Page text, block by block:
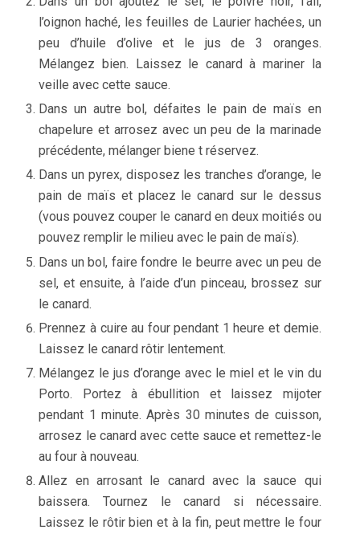
l’oignon haché, les feuilles de Laurier hachées, un
peu d’huile d’olive et le jus de 3 oranges.
Mélangez bien. Laissez le canard à mariner la
veille avec cette sauce.
Dans un autre bol, défaites le pain de maïs en
chapelure et arrosez avec un peu de la marinade
précédente, mélanger biene t réservez.
Dans un pyrex, disposez les tranches d’orange, le
pain de maïs et placez le canard sur le dessus
(vous pouvez couper le canard en deux moitiés ou
pouvez remplir le milieu avec le pain de maïs).
Dans un bol, faire fondre le beurre avec un peu de
sel, et ensuite, à l’aide d’un pinceau, brossez sur
le canard.
Prennez à cuire au four pendant 1 heure et demie.
Laissez le canard rôtir lentement.
Mélangez le jus d’orange avec le miel et le vin du
Porto. Portez à ébullition et laissez mijoter
pendant 1 minute. Après 30 minutes de cuisson,
arrosez le canard avec cette sauce et remettez-le
au four à nouveau.
Allez en arrosant le canard avec la sauce qui
baissera. Tournez le canard si nécessaire.
Laissez le rôtir bien et à la fin, peut mettre le four